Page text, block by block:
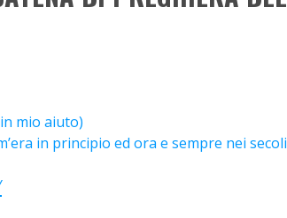
mio aiuto)
in principio ed ora e sempre nei secoli